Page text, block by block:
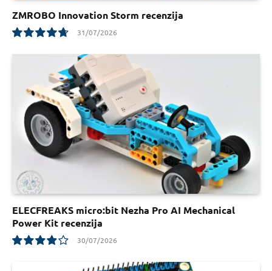
ZMROBO Innovation Storm recenzija
9.5
31/07/2026
ELECFREAKS micro:bit Nezha Pro AI Mechanical
Power Kit recenzija
30/07/2026